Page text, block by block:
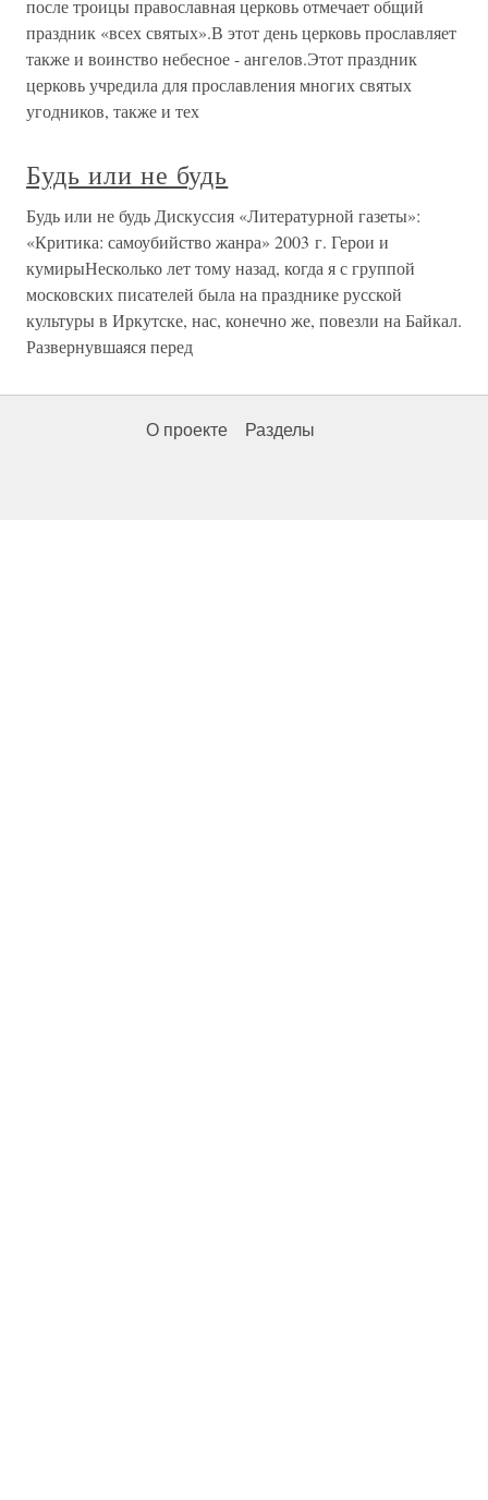
после троицы православная церковь отмечает общий
праздник «всех святых».В этот день церковь прославляет
также и воинство небесное - ангелов.Этот праздник
церковь учредила для прославления многих святых
угодников, также и тех
Будь или не будь
Будь или не будь Дискуссия «Литературной газеты»:
«Критика: самоубийство жанра» 2003 г. Герои и
кумирыНесколько лет тому назад, когда я с группой
московских писателей была на празднике русской
культуры в Иркутске, нас, конечно же, повезли на Байкал.
Развернувшаяся перед
О проекте Разделы